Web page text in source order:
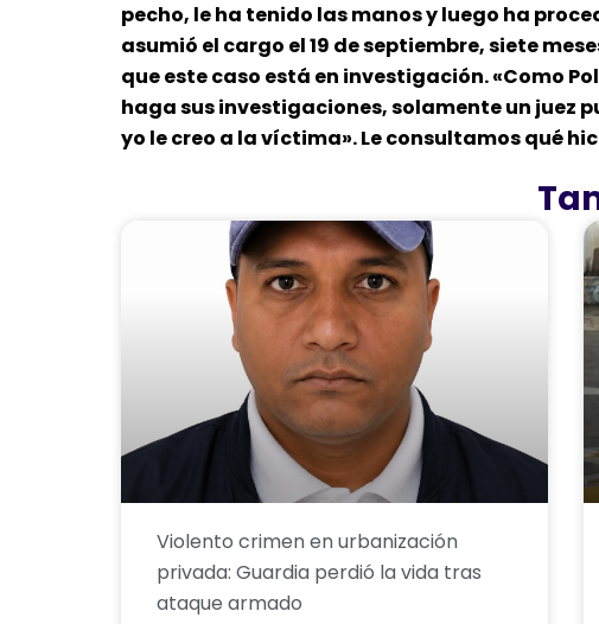
pecho, le ha tenido las manos y luego ha
asumió el cargo el 19 de septiembre, siete
que este caso está en investigación. «Como
haga sus investigaciones, solamente un juez
yo le creo a la víctima». Le consultamos qué
Violento crimen en urbanización
privada: Guardia perdió la vida tras
ataque armado